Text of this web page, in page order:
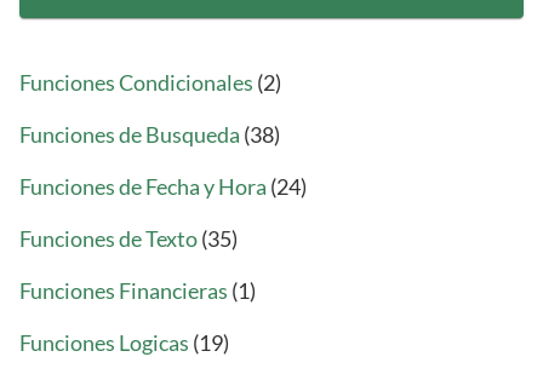
Funciones Condicionales (2)
Funciones de Busqueda (38)
Funciones de Fecha y Hora (24)
Funciones de Texto(35)
Funciones Financieras (1)
Funciones Logicas (19)